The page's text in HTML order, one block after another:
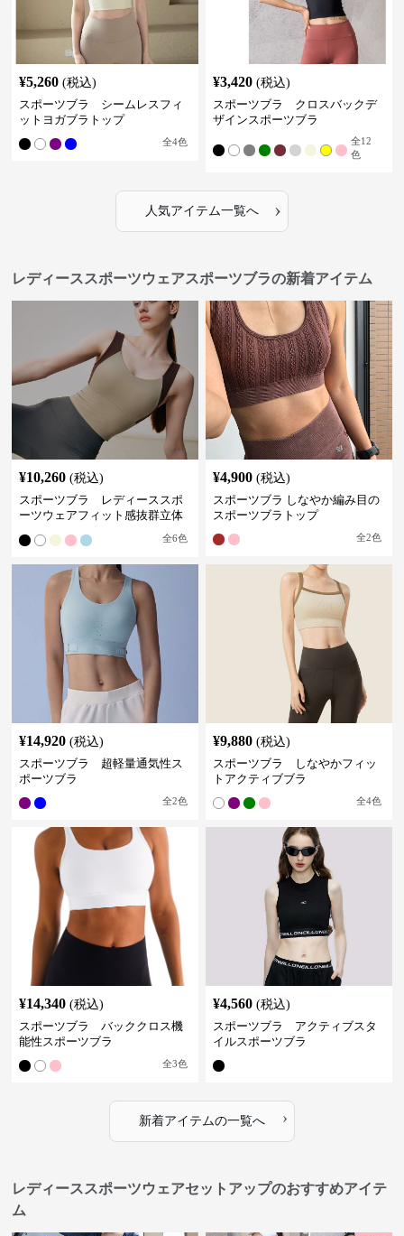
¥5,260 (税込)
スポーツブラ シームレスフィ
ットヨガブラトップ
全4色
¥3,420 (税込)
スポーツブラ クロスバックデ
ザインスポーツブラ
全12
色
人気アイテム一覧へ ›
レディーススポーツウェアスポーツブラの新着アイテム
¥10,260 (税込)
スポーツブラ レディーススポ
ーツウェアフィット感抜群立体
全6色
¥4,900 (税込)
スポーツブラ しなやか編み目の
スポーツブラトップ
全2色
¥14,920 (税込)
スポーツブラ 超軽量通気性ス
ポーツブラ
全2色
¥9,880 (税込)
スポーツブラ しなやかフィッ
トアクティブブラ
全4色
¥14,340 (税込)
スポーツブラ バッククロス機
能性スポーツブラ
全3色
¥4,560 (税込)
スポーツブラ アクティブスタ
イルスポーツブラ
新着アイテムの一覧へ ›
レディーススポーツウェアセットアップのおすすめアイテ
ム